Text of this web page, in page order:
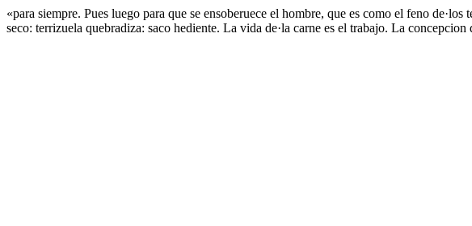
«para siempre. Pues luego para que se ensoberuece el hombre, que es como el feno
seco: terrizuela quebradiza: saco hediente. La vida de·la carne es el trabajo. La